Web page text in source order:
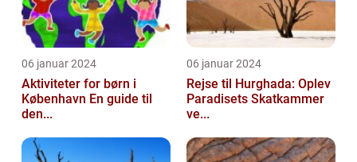
06 januar 2024
Aktiviteter for børn i
København En guide til
den...
06 januar 2024
Rejse til Hurghada: Oplev
Paradisets Skatkammer
ve...